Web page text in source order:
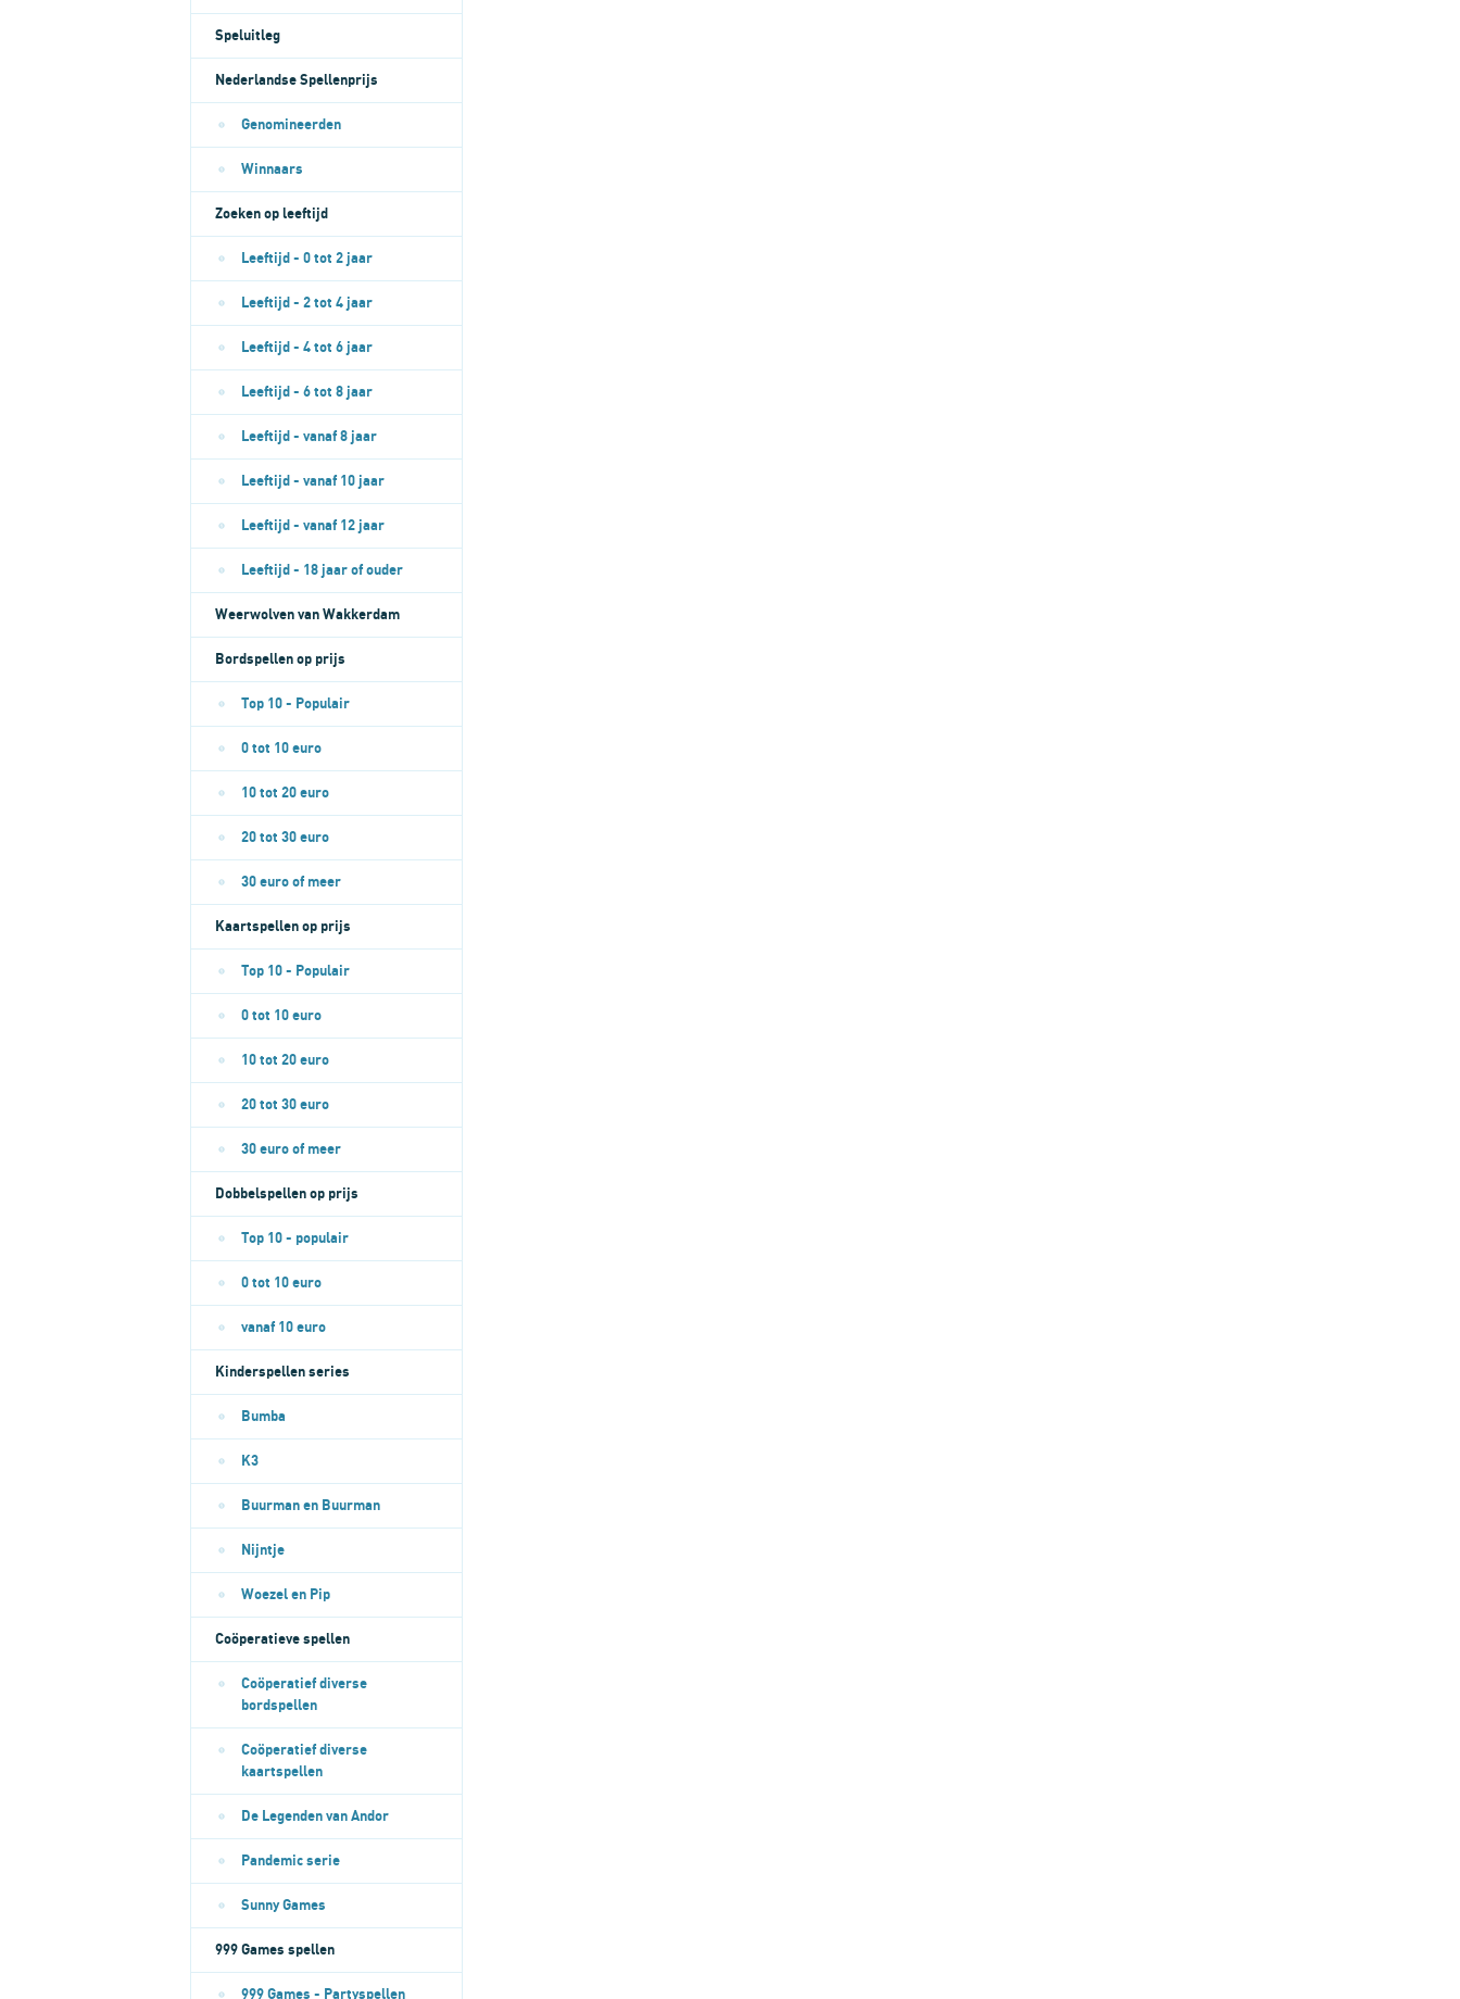
Speluitleg
Nederlandse Spellenprijs
Genomineerden
Winnaars
Zoeken op leeftijd
Leeftijd - 0 tot 2 jaar
Leeftijd - 2 tot 4 jaar
Leeftijd - 4 tot 6 jaar
Leeftijd - 6 tot 8 jaar
Leeftijd - vanaf 8 jaar
Leeftijd - vanaf 10 jaar
Leeftijd - vanaf 12 jaar
Leeftijd - 18 jaar of ouder
Weerwolven van Wakkerdam
Bordspellen op prijs
Top 10 - Populair
0 tot 10 euro
10 tot 20 euro
20 tot 30 euro
30 euro of meer
Kaartspellen op prijs
Top 10 - Populair
0 tot 10 euro
10 tot 20 euro
20 tot 30 euro
30 euro of meer
Dobbelspellen op prijs
Top 10 - populair
0 tot 10 euro
vanaf 10 euro
Kinderspellen series
Bumba
K3
Buurman en Buurman
Nijntje
Woezel en Pip
Coöperatieve spellen
Coöperatief diverse
bordspellen
Coöperatief diverse
kaartspellen
De Legenden van Andor
Pandemic serie
Sunny Games
999 Games spellen
999 Games - Partyspellen